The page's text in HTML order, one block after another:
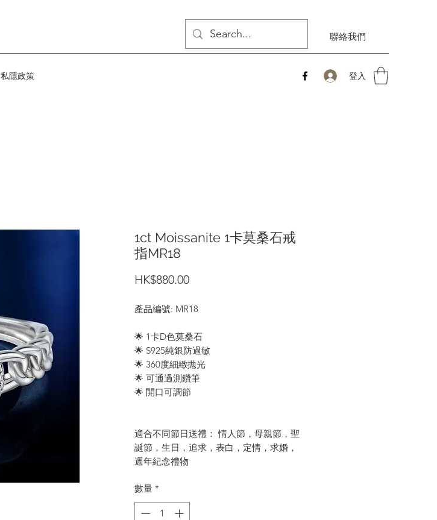
聯絡我們
私隱政策 登入
1ct Moissanite 1卡莫桑石戒
指MR18
HK$880.00價
產品編號: MR18
🌟 1卡D色莫桑石
🌟 S925純銀防過敏
🌟 360度細緻拋光
🌟 可通過測鑽筆
🌟 開口可調節
適合不同節日送禮： 情人節，母親節，聖
誕節，生日，追求，表白，定情，求婚，
週年紀念禮物
數量 *